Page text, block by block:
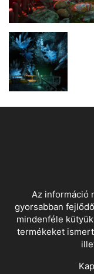
Az információ
gyorsabban
mindenféle
termékeket